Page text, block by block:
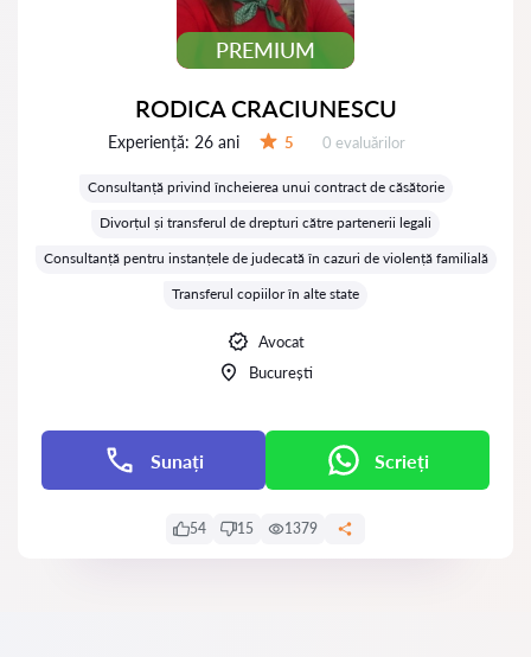
PREMIUM
RODICA CRACIUNESCU
Experiență: 26 ani 5 Evaluărilor:
0 evaluărilor
Consultanță privind încheierea unui contract de căsătorie
Divorțul și transferul de drepturi către partenerii legali
Consultanță pentru instanțele de judecată în cazuri de violență familială
Transferul copiilor în alte state
Avocat
București
Sunați Scrieți
54 15 1379